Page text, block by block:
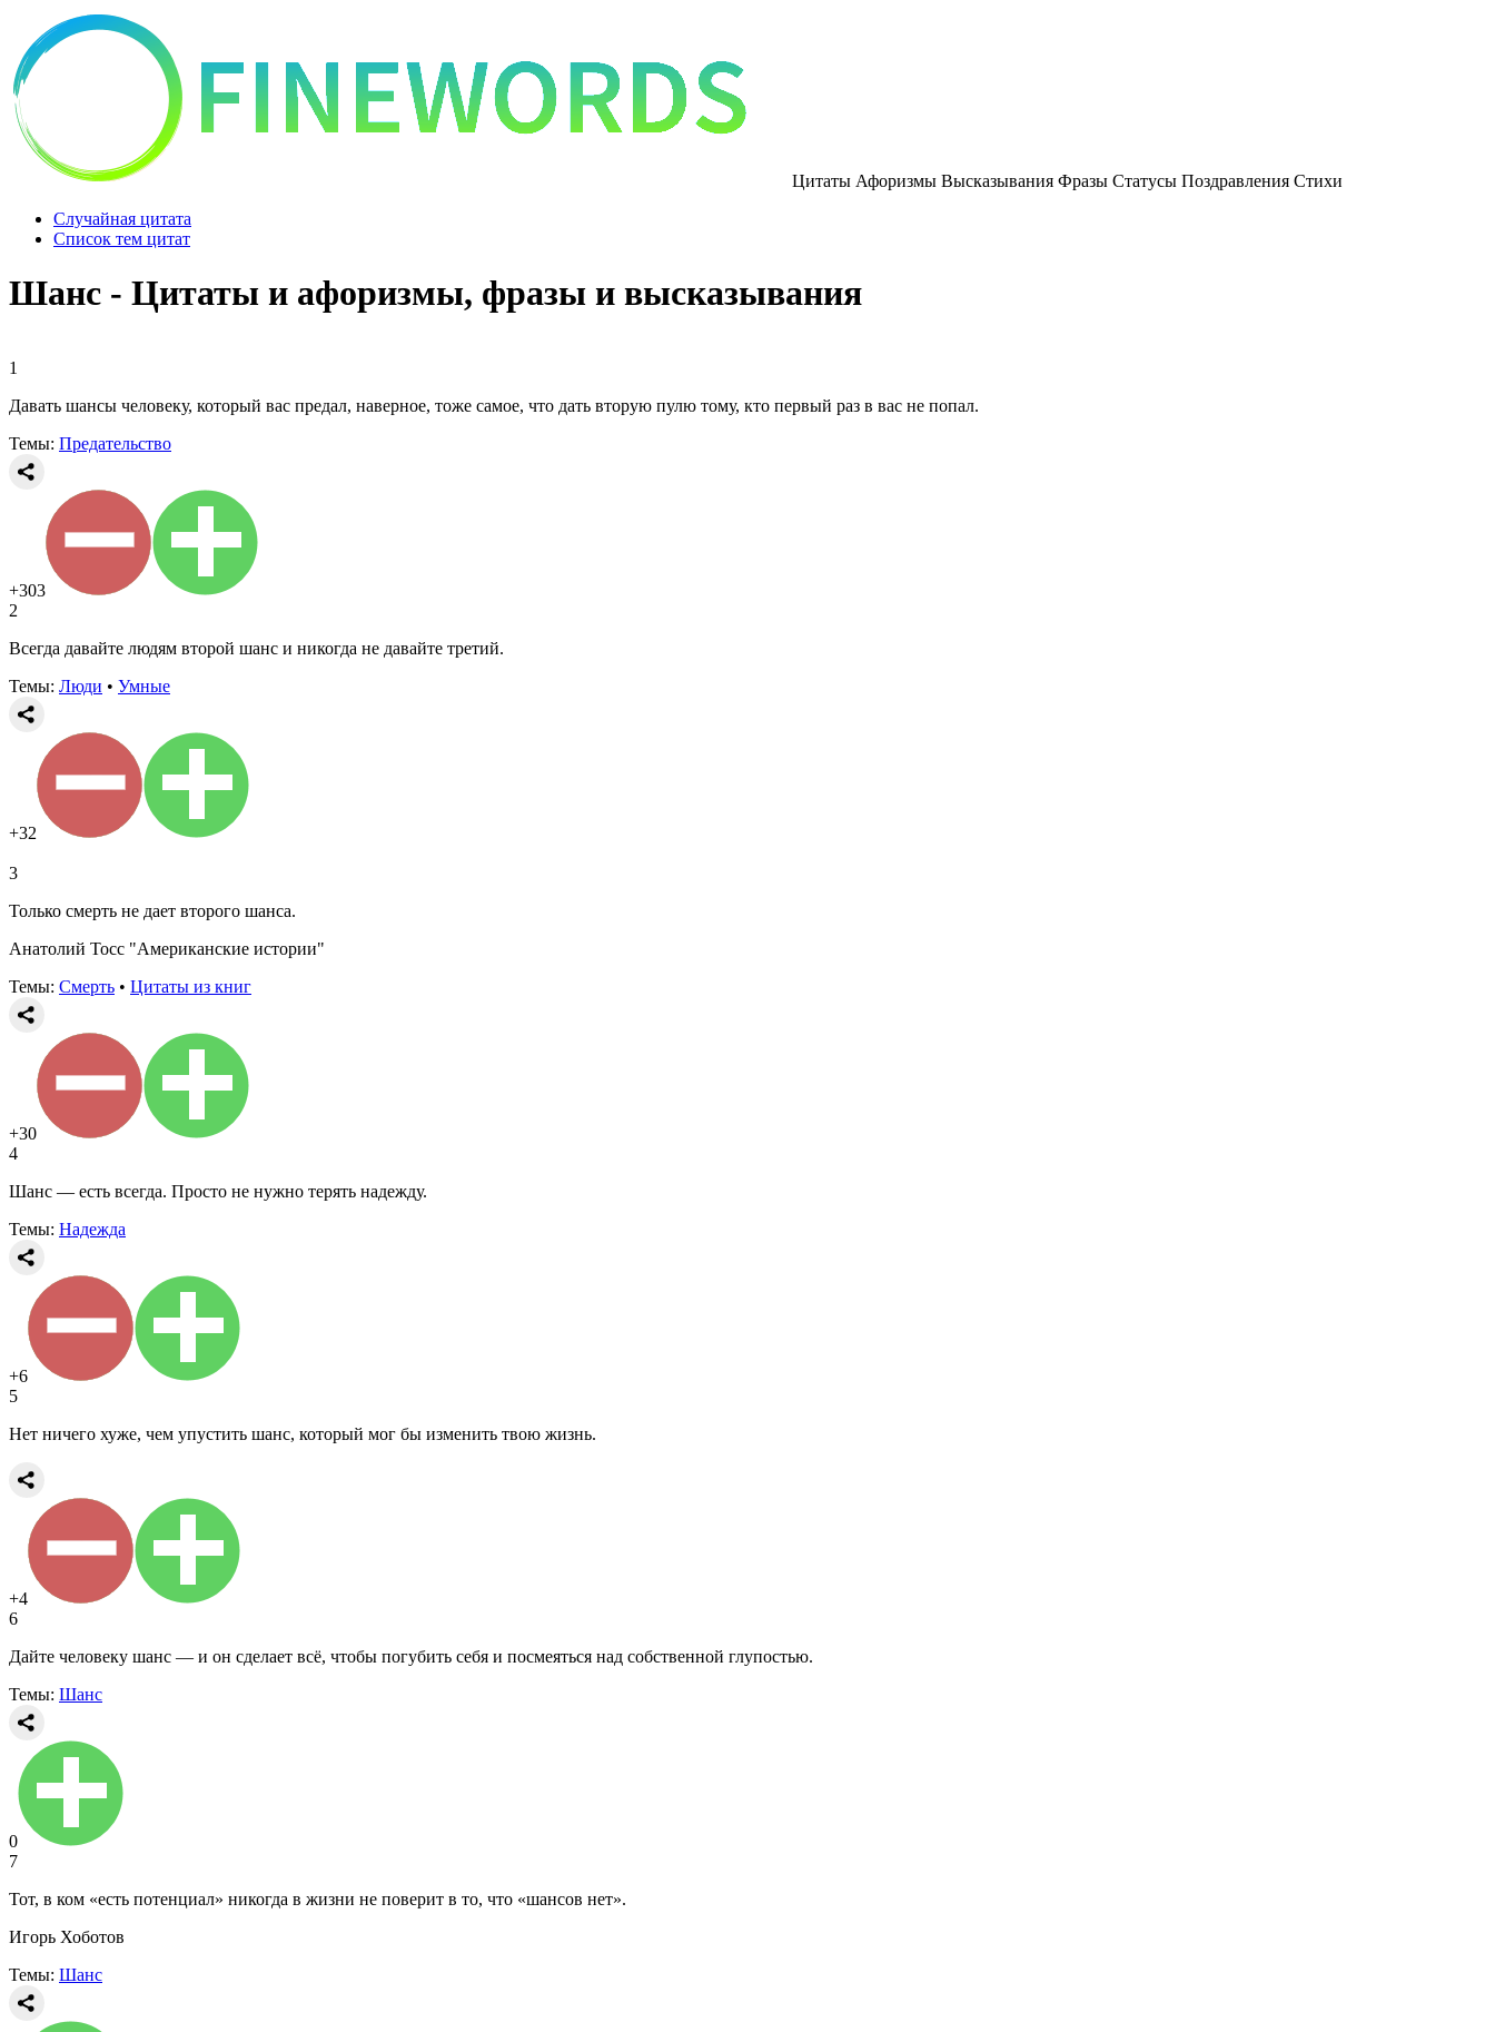
Цитаты Афоризмы Высказывания Фразы Статусы Поздравления Стихи
Случайная цитата
Список тем цитат
Шанс - Цитаты и афоризмы, фразы и высказывания
1
Давать шансы человеку, который вас предал, наверное, тоже самое, что дать вторую пулю тому, кто первый раз в вас не попал.
Темы: Предательство
+303
2
Всегда давайте людям второй шанс и никогда не давайте третий.
Темы: Люди • Умные
+32
3
Только смерть не дает второго шанса.
Анатолий Тосс "Американские истории"
Темы: Смерть • Цитаты из книг
+30
4
Шанс — есть всегда. Просто не нужно терять надежду.
Темы: Надежда
+6
5
Нет ничего хуже, чем упустить шанс, который мог бы изменить твою жизнь.
+4
6
Дайте человеку шанс — и он сделает всё, чтобы погубить себя и посмеяться над собственной глупостью.
Темы: Шанс
0
7
Тот, в ком «есть потенциал» никогда в жизни не поверит в то, что «шансов нет».
Игорь Хоботов
Темы: Шанс